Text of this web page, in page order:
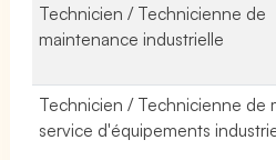
Technicien / Technicienne de
maintenance industrielle
Technicien / Technicienne de
service d'équipements